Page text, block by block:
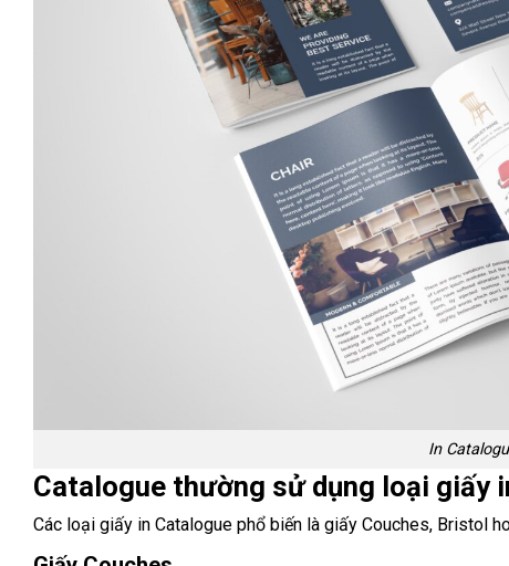
In
Catalogue thường sử dụng loại giấy
Các loại giấy in Catalogue phổ biến là giấy Couches, Bristol